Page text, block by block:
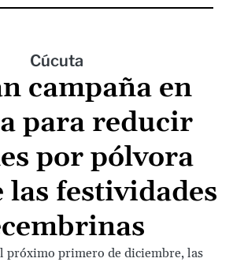
Cúcuta
campaña en
para reducir
por pólvora
festividades
próximo primero de diciembre, las